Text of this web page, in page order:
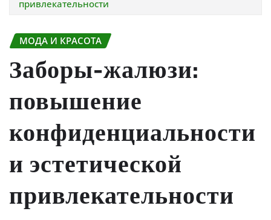
привлекательности
МОДА И КРАСОТА
Заборы-жалюзи:
повышение
конфиденциальности
и эстетической
привлекательности